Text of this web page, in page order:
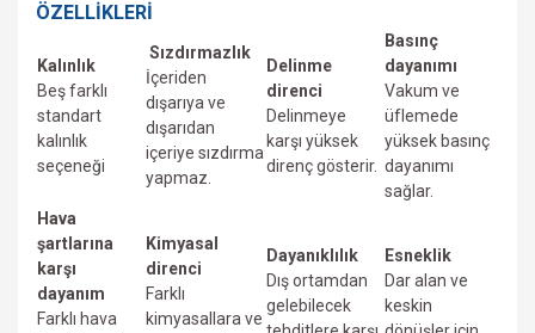
ÖZELLİKLERİ
Kalınlık
Beş farklı
standart
kalınlık
seçeneği
Sızdırmazlık
İçeriden
dışarıya ve
dışarıdan
içeriye sızdırma
yapmaz.
Delinme
direnci
Delinmeye
karşı yüksek
direnç gösterir.
Basınç
dayanımı
Vakum ve
üfIemede
yüksek basınç
dayanımı
sağlar.
Hava
şartlarına
karşı
dayanım
Farklı hava
Kimyasal
direnci
Farklı
kimyasallara ve
Dayanıklılık
Dış ortamdan
gelebilecek
Esneklik
Dar alan ve
keskin